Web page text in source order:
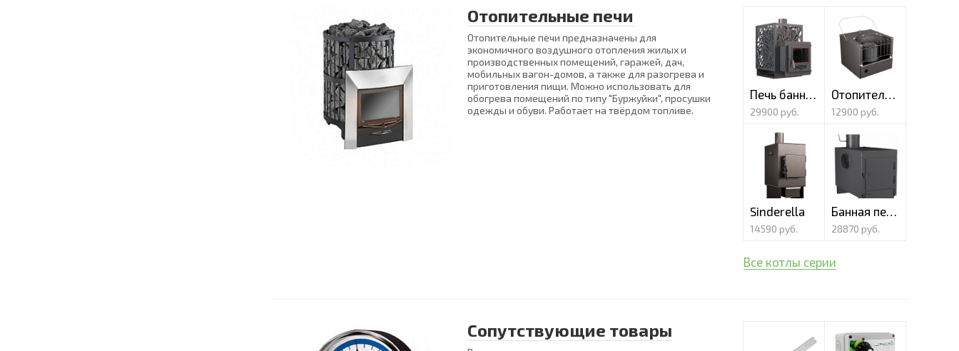
Отопительные печи
Отопительные печи предназначены для
экономичного воздушного отопления жилых и
производственных помещений, гаражей, дач,
мобильных вагон-домов, а также для разогрева и
приготовления пищи. Можно использовать для
обогрева помещений по типу "Буржуйки", просушки
одежды и обуви. Работает на твёрдом топливе.
Печь банная Caldo 18
29900 руб.
Отопительный прибор "Шмель"
12900 руб.
Sinderella
14590 руб.
Банная печь Ferrum 15
28870 руб.
Все котлы серии
Сопутствующие товары